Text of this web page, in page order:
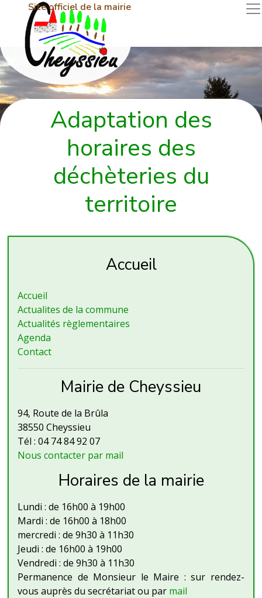
Site officiel de la mairie
Adaptation des
horaires des
déchèteries du
territoire
Accueil
Accueil
Actualites de la commune
Actualités règlementaires
Agenda
Contact
Mairie de Cheyssieu
94, Route de la Brûla
38550 Cheyssieu
Tél : 04 74 84 92 07
Nous contacter par mail
Horaires de la mairie
Lundi : de 16h00 à 19h00
Mardi : de 16h00 à 18h00
mercredi : de 9h30 à 11h30
Jeudi : de 16h00 à 19h00
Vendredi : de 9h30 à 11h30
Permanence de Monsieur le Maire : sur rendez-
vous auprès du secrétariat ou par mail